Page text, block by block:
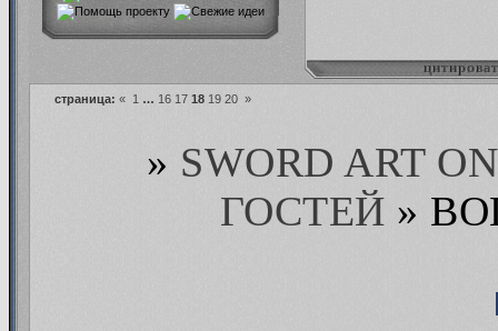
страница: « 1 … 16 17 18 19 20 »
» SWORD ART
ГОСТЕЙ »